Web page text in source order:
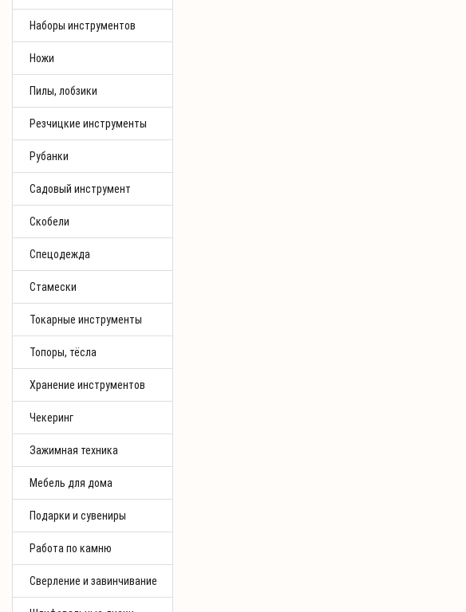
Наборы инструментов
Ножи
Пилы, лобзики
Резчицкие инструменты
Рубанки
Садовый инструмент
Скобели
Спецодежда
Стамески
Токарные инструменты
Топоры, тёсла
Хранение инструментов
Чекеринг
Зажимная техника
Мебель для дома
Подарки и сувениры
Работа по камню
Сверление и завинчивание